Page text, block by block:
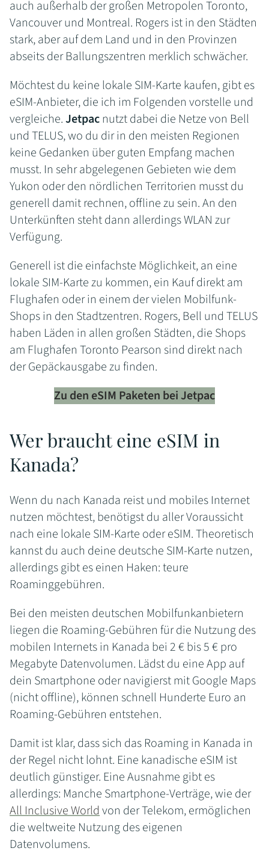
auch außerhalb der großen Metropolen Toronto,
Vancouver und Montreal. Rogers ist in den Städten
stark, aber auf dem Land und in den Provinzen
abseits der Ballungszentren merklich schwächer.
Möchtest du keine lokale SIM-Karte kaufen, gibt es
eSIM-Anbieter, die ich im Folgenden vorstelle und
vergleiche.Jetpacnutzt dabei die Netze von Bell
und TELUS, wo du dir in den meisten Regionen
keine Gedanken über guten Empfang machen
musst. In sehr abgelegenen Gebieten wie dem
Yukon oder den nördlichen Territorien musst du
generell damit rechnen, offline zu sein. An den
Unterkünften steht dann allerdings WLAN zur
Verfügung.
Generell ist die einfachste Möglichkeit, an eine
lokale SIM-Karte zu kommen, ein Kauf direkt am
Flughafen oder in einem der vielen Mobilfunk-
Shops in den Stadtzentren. Rogers, Bell und TELUS
haben Läden in allen großen Städten, die Shops
am Flughafen Toronto Pearson sind direkt nach
der Gepäckausgabe zu finden.
Zu den eSIM Paketen bei Jetpac
Wer braucht eine eSIM in
Kanada?
Wenn du nach Kanada reist und mobiles Internet
nutzen möchtest, benötigst du aller Voraussicht
nach eine lokale SIM-Karte oder eSIM. Theoretisch
kannst du auch deine deutsche SIM-Karte nutzen,
allerdings gibt es einen Haken: teure
Roaminggebühren.
Bei den meisten deutschen Mobilfunkanbietern
liegen die Roaming-Gebühren für die Nutzung des
mobilen Internets in Kanada bei 2 € bis 5 € pro
Megabyte Datenvolumen. Lädst du eine App auf
dein Smartphone oder navigierst mit Google Maps
(nicht offline), können schnell Hunderte Euro an
Roaming-Gebühren entstehen.
Damit ist klar, dass sich das Roaming in Kanada in
der Regel nicht lohnt. Eine kanadische eSIM ist
deutlich günstiger. Eine Ausnahme gibt es
allerdings: Manche Smartphone-Verträge, wie der
All Inclusive Worldvon der Telekom, ermöglichen
die weltweite Nutzung des eigenen
Datenvolumens.